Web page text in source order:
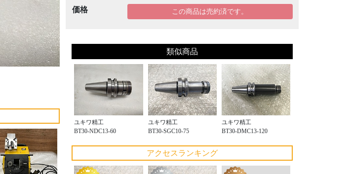
価格 この商品は売約済です。
類似商品
ユキワ精工
BT30-NDC13-60
ユキワ精工
BT30-SGC10-75
ユキワ精工
BT30-DMC13-120
アクセスランキング